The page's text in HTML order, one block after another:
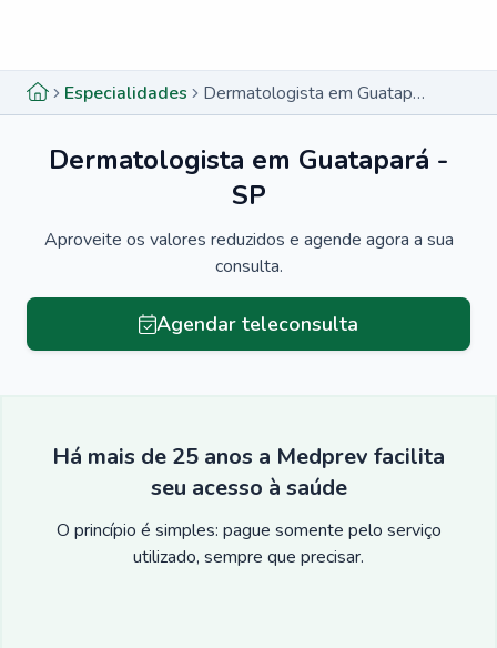
Especialidades Dermatologista em Guatapará - SP
Dermatologista em Guatapará -
SP
Aproveite os valores reduzidos e agende agora a sua
consulta.
Agendar teleconsulta
Há mais de 25 anos a Medprev facilita
seu acesso à saúde
O princípio é simples: pague somente pelo serviço
utilizado, sempre que precisar.